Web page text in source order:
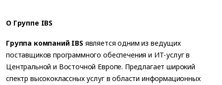
О Группе IBS
Группа компаний IBSявляется одним из ведущих
поставщиков программного обеспечения и ИТ-услуг в
Центральной и Восточной Европе. Предлагает широкий
спектр высококлассных услуг в области информационных